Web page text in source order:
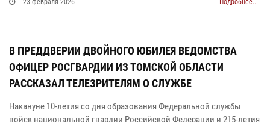
23 февраля 2026 Подробнее...
В ПРЕДДВЕРИИ ДВОЙНОГО ЮБИЛЕЯ ВЕДОМСТВА
ОФИЦЕР РОСГВАРДИИ ИЗ ТОМСКОЙ ОБЛАСТИ
РАССКАЗАЛ ТЕЛЕЗРИТЕЛЯМ О СЛУЖБЕ
Накануне 10-летия со дня образования Федеральной службы
войск национальной гвардии Российской Федерации и 215-летия